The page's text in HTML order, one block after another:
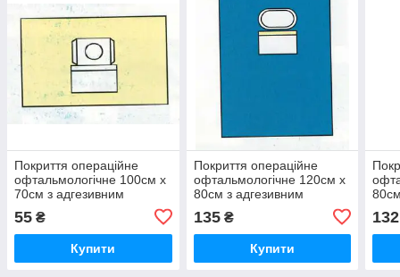
Покриття операційне
офтальмологічне 100см х
70см з адгезивним
діаметром 7 см та мішком
приймальним
55 ₴
Купити
Покриття операційне
офтальмологічне 120см х
80см з адгезивним
діаметром 7 см (з
операційною плівкою) та
135₴
Купити
та
132